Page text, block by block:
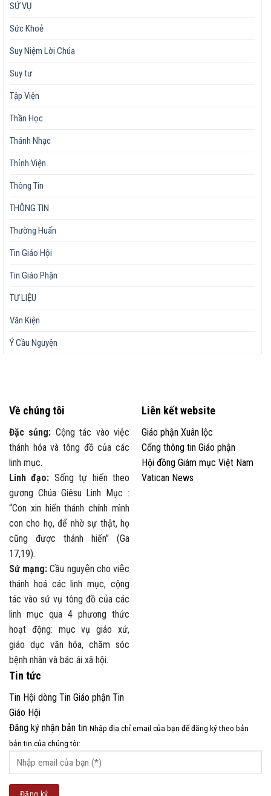
SỨ VỤ
Sức Khoẻ
Suy Niệm Lời Chúa
Suy tư
Tập Viện
Thần Học
Thánh Nhạc
Thỉnh Viện
Thông Tin
THÔNG TIN
Thường Huấn
Tin Giáo Hội
Tin Giáo Phận
TƯ LIỆU
Văn Kiện
Ý Cầu Nguyện
Về chúng tôi
Đặc sủng: Cộng tác vào việc
thánh hóa và tông đồ của các
linh mục.
Linh đạo: Sống tự hiến theo
gương Chúa Giêsu Linh Mục :
“Con xin hiến thánh chính mình
con cho họ, để nhờ sự thật, họ
cũng được thánh hiến” (Ga
17,19).
Sứ mạng: Cầu nguyện cho việc
thánh hoá các linh mục, cộng
tác vào sứ vụ tông đồ của các
linh mục qua 4 phương thức
hoạt động: mục vụ giáo xứ,
giáo dục văn hóa, chăm sóc
bệnh nhân và bác ái xã hội.
Liên kết website
Giáo phận Xuân lộc
Cổng thông tin Giáo phận
Hội đồng Giám mục Việt Nam
Vatican News
Tin tức
Tin Hội dòng Tin Giáo phận Tin
Giáo Hội
Đăng ký nhận bản tin Nhập địa chỉ email của bạn để đăng ký theo bản
bản tin của chúng tôi: